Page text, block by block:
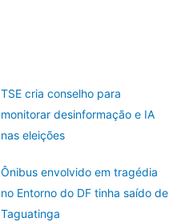
TSE cria conselho para
monitorar desinformação e IA
nas eleições
Ônibus envolvido em tragédia
no Entorno do DF tinha saído de
Taguatinga